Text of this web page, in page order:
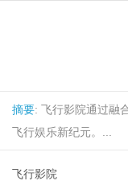
摘要: 飞行影院通过融
飞行娱乐新纪元。...
飞行影院